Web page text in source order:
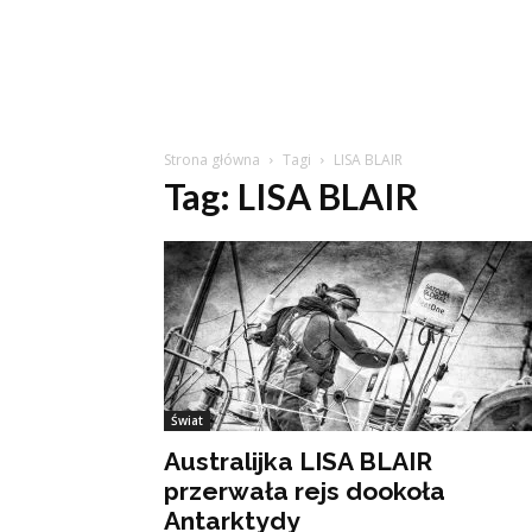
Strona główna Tagi LISA BLAIR
Tag: LISA BLAIR
Świat
Australijka LISA BLAIR
przerwała rejs dookoła
Antarktydy